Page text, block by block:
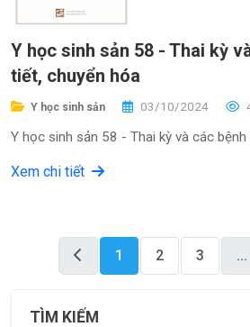
Y học sinh sản 58 - Thai kỳ
tiết, chuyển hóa
Y học sinh sản 03/10/2024
Y học sinh sản 58 - Thai kỳ và các
Xem chi tiết
1 2 3 ...
TÌM KIẾM